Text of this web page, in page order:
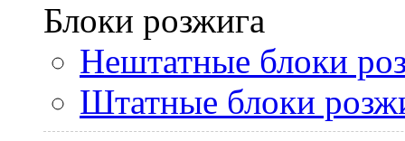
Блоки розжига
Нештатные блоки
Штатные блоки